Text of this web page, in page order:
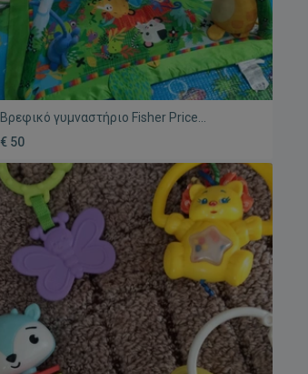
Βρεφικό γυμναστήριο Fisher Price
μεταχειρισμένο με παιχνίδια
€ 50